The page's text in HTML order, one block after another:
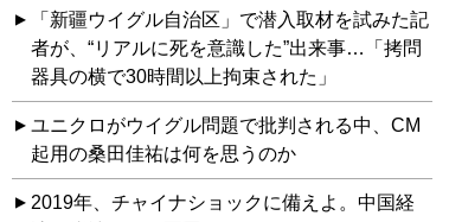
「新疆ウイグル自治区」で潜入取材を試みた記
者が、“リアルに死を意識した”出来事…「拷問
器具の横で30時間以上拘束された」
ユニクロがウイグル問題で批判される中、CM
起用の桑田佳祐は何を思うのか
2019年、チャイナショックに備えよ。中国経